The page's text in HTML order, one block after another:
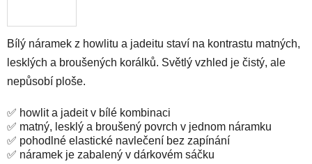
Bílý náramek z howlitu a jadeitu staví na kontrastu matných,
lesklých a broušených korálků. Světlý vzhled je čistý, ale
nepůsobí ploše.
✅ howlit a jadeit v bílé kombinaci
✅ matný, lesklý a broušený povrch v jednom náramku
✅ pohodlné elastické navlečení bez zapínání
✅ náramek je zabalený v dárkovém sáčku